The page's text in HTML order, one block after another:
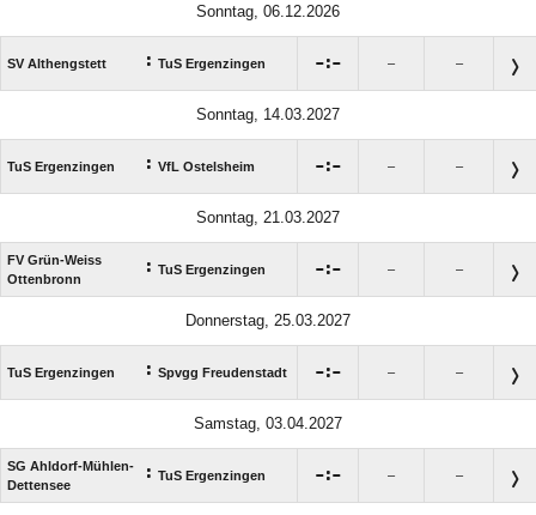
Sonntag, 06.12.2026
SV Althengstett : TuS Ergenzingen : – –
Sonntag, 14.03.2027
TuS Ergenzingen : VfL Ostelsheim : – –
Sonntag, 21.03.2027
FV Grün-Weiss
Ottenbronn
: TuS Ergenzingen : – –
Donnerstag, 25.03.2027
TuS Ergenzingen : Spvgg Freudenstadt : – –
Samstag, 03.04.2027
SG Ahldorf-Mühlen-
Dettensee
: TuS Ergenzingen : – –